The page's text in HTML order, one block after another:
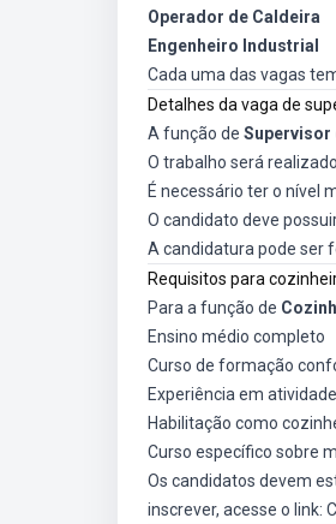
Operador de Caldeira
Engenheiro Industrial
Cada uma das vagas
Detalhes da vaga de
A função de Supervisor
O trabalho será
É necessário ter o nível
O candidato deve
A candidatura pode ser
Requisitos para
Para a função de
Ensino médio completo
Curso de formação
Experiência em
Habilitação como
Curso específico sobre
Os candidatos devem
inscrever, acesse o link: